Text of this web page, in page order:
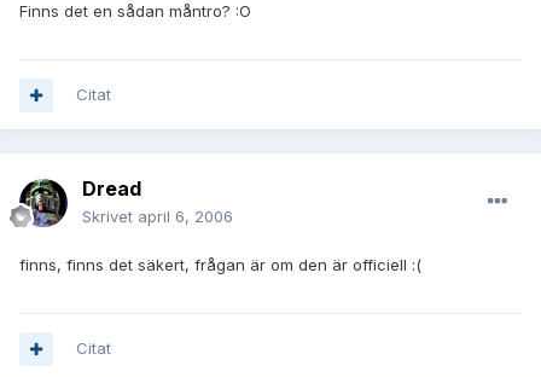
Finns det en sådan måntro? :O
Citat
Dread
Skrivet april 6, 2006
finns, finns det säkert, frågan är om den är officiell :(
Citat